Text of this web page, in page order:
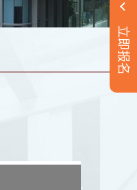
立即报名